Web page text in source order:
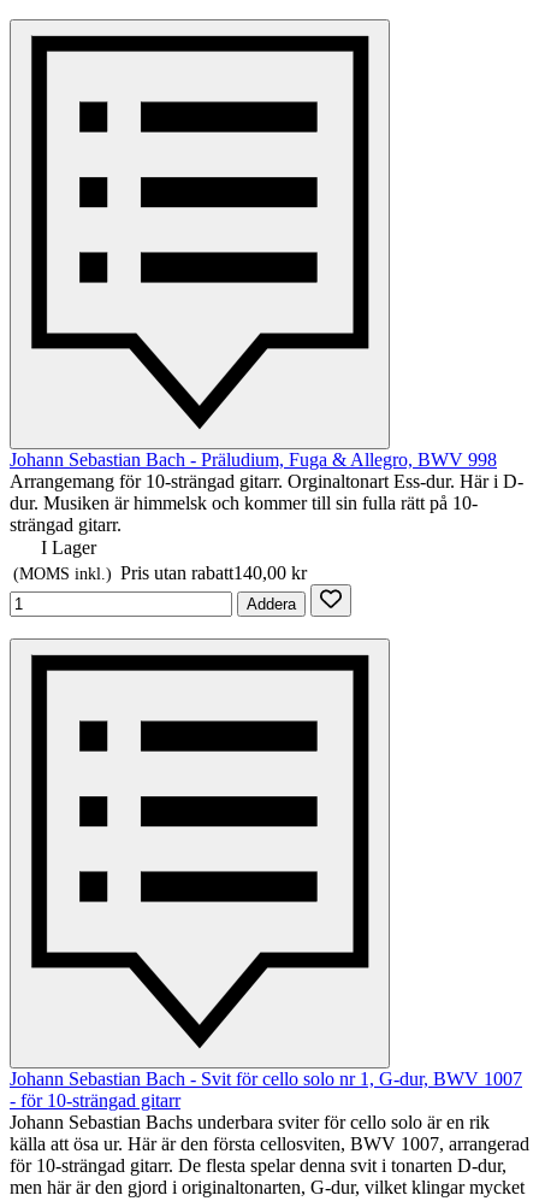
Johann Sebastian Bach - Präludium, Fuga & Allegro, BWV 998
Arrangemang för 10-strängad gitarr. Orginaltonart Ess-dur. Här i D-
dur. Musiken är himmelsk och kommer till sin fulla rätt på 10-
strängad gitarr.
I Lager
(MOMS inkl.) Pris utan rabatt140,00 kr
Addera
Johann Sebastian Bach - Svit för cello solo nr 1, G-dur, BWV 1007
- för 10-strängad gitarr
Johann Sebastian Bachs underbara sviter för cello solo är en rik
källa att ösa ur. Här är den första cellosviten, BWV 1007, arrangerad
för 10-strängad gitarr. De flesta spelar denna svit i tonarten D-dur,
men här är den gjord i originaltonarten, G-dur, vilket klingar mycket